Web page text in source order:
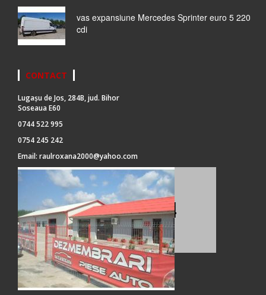
vas expansiune Mercedes Sprinter euro 5 220
cdi
CONTACT
Lugașu de Jos, 284B, jud. Bihor
Soseaua E60
0744 522 995
0754 245 242
Email: raulroxana2000@yahoo.com